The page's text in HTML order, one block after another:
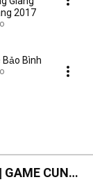
2017
Bảo Bình
CUNG